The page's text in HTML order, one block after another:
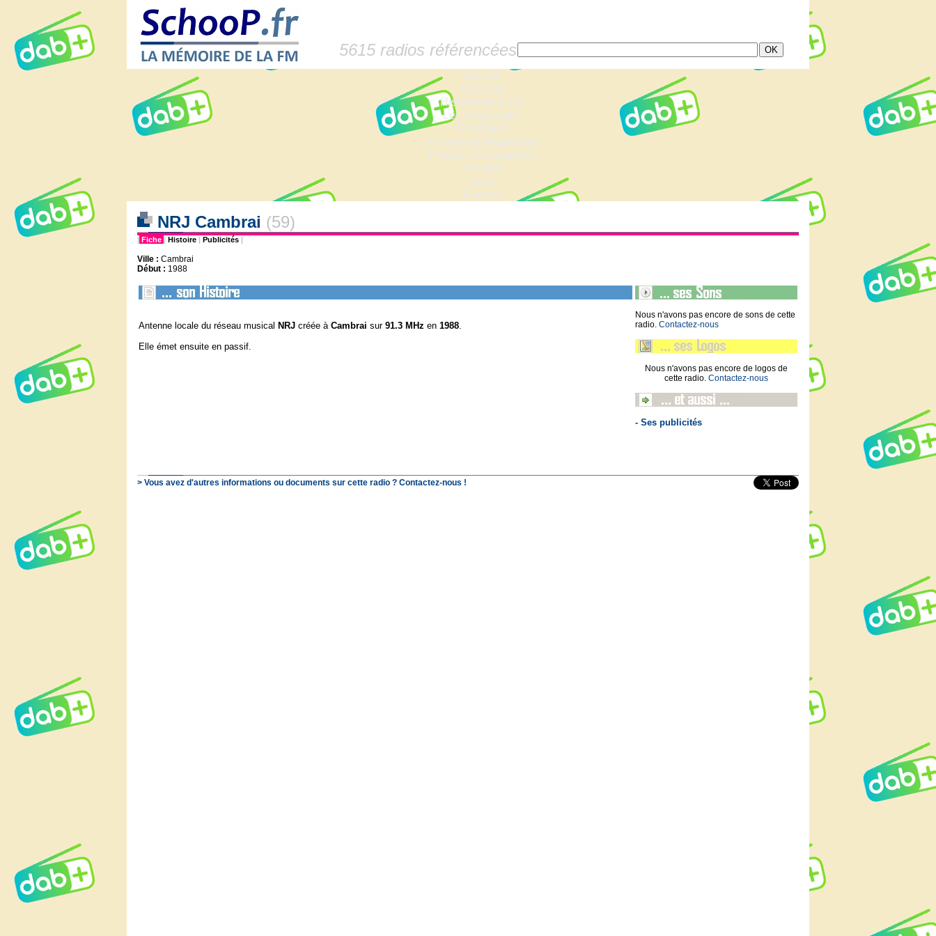
5615 radios référencées
Accueil
Dossiers
Histoire de la FM
Les fiches radio
Sondages
Anciennes fréquences
Fréquences actuelles
Lexique
Liens
Contact
NRJ Cambrai (59)
| Fiche | Histoire | Publicités |
Ville : Cambrai
Début : 1988
Antenne locale du réseau musical NRJ créée à Cambrai sur 91.3 MHz en 1988.
Elle émet ensuite en passif.
Nous n'avons pas encore de sons de cette
radio. Contactez-nous
Nous n'avons pas encore de logos de
cette radio. Contactez-nous
- Ses publicités
> Vous avez d'autres informations ou documents sur cette radio ? Contactez-nous !